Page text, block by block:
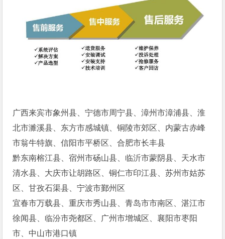
广西来宾市象州县、宁德市周宁县、漳州市漳浦县、淮
北市濉溪县、东方市感城镇、铜陵市郊区、内蒙古赤峰
市翁牛特旗、信阳市平桥区、合肥市长丰县
黔东南榕江县、宿州市砀山县、临沂市蒙阴县、天水市
清水县、大庆市让胡路区、铜仁市印江县、苏州市姑苏
区、甘孜石渠县、宁波市鄞州区
宜春市万载县、重庆市秀山县、青岛市市南区、湛江市
徐闻县、临汾市尧都区、广州市增城区、襄阳市枣阳
市、中山市港口镇